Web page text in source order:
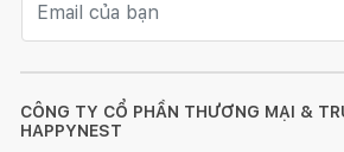
CÔNG TY CỔ PHẦN THƯƠNG MẠI &
HAPPYNEST